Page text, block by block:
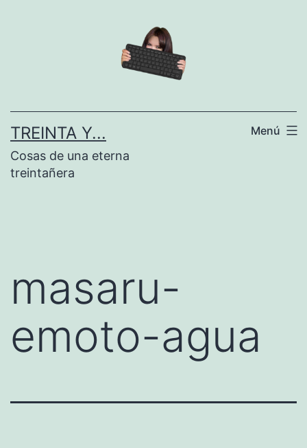
TREINTA Y...
Cosas de una eterna
treintañera
Menú
masaru-
emoto-agua